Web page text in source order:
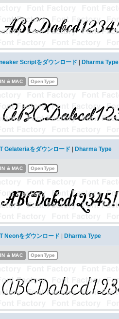
Scriptをダウンロード Dharma Type
& MAC OpenType
Gelateriaをダウンロード Dharma Type
& MAC OpenType
Neonをダウンロード Dharma Type
& MAC OpenType